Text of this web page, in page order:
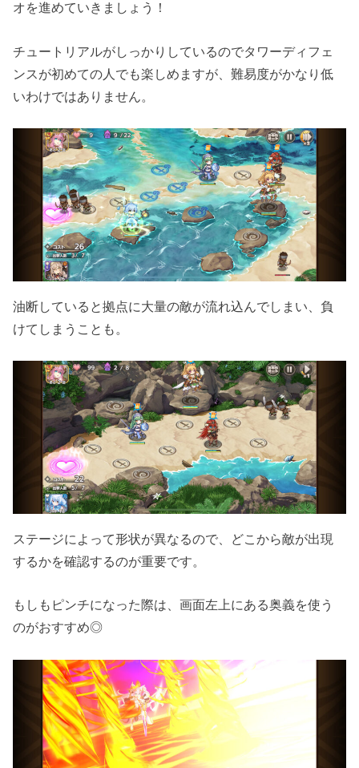
オを進めていきましょう！
チュートリアルがしっかりしているのでタワーディフェ
ンスが初めての人でも楽しめますが、難易度がかなり低
いわけではありません。
油断していると拠点に大量の敵が流れ込んでしまい、負
けてしまうことも。
ステージによって形状が異なるので、どこから敵が出現
するかを確認するのが重要です。
もしもピンチになった際は、画面左上にある奥義を使う
のがおすすめ◎